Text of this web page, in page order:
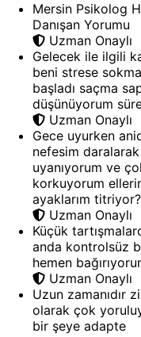
Mersin Psikolog
Danışan Yorumu
Uzman Onaylı
Gelecek ile ilgili
beni strese
başladı saçma
düşünüyorum
Uzman Onaylı
Gece uyurken
nefesim daralarak
uyanıyorum ve
korkuyorum
ayaklarım titriyor?
Uzman Onaylı
Küçük
anda kontrolsüz
hemen
Uzman Onaylı
Uzun zamanıdır
olarak çok
bir şeye adapte